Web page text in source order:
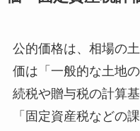
公的価格は、相場の
価は「一般的な土地
続税や贈与税の計算
「固定資産税などの